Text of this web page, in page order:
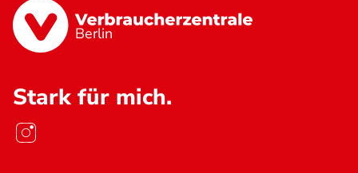
Berlin
Stark für mich.